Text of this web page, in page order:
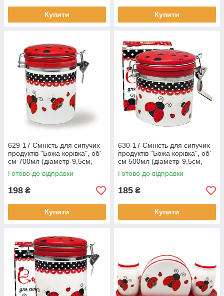
Купити Купити
629-17 Ємність для сипучих
продуктів "Божа корівка", об'
єм 700мл (діаметр-9,5см,
висота-11см).
Готово до відправки
198 ₴
Купити
630-17 Ємність для сипучих
продуктів "Божа корівка", об'
єм 500мл (діаметр-9,5см,
висота-10см).
Готово до відправки
185 ₴
Купити